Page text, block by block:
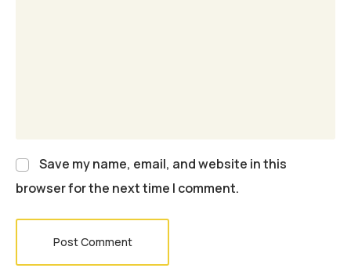
Save my name, email, and website in this
browser for the next time I comment.
Post Comment